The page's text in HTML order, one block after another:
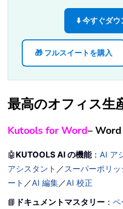
⬇️ 今すぐダウ
🎁 フルスイートを購入
最高のオフィス生
Kutools for Word–
🤖 KUTOOLS AI の機能： AI ア
アシスタント ／スーパーポリッ
ート ／AI 編集／AI 校正
📘 ドキュメントマスタリー ： ペ